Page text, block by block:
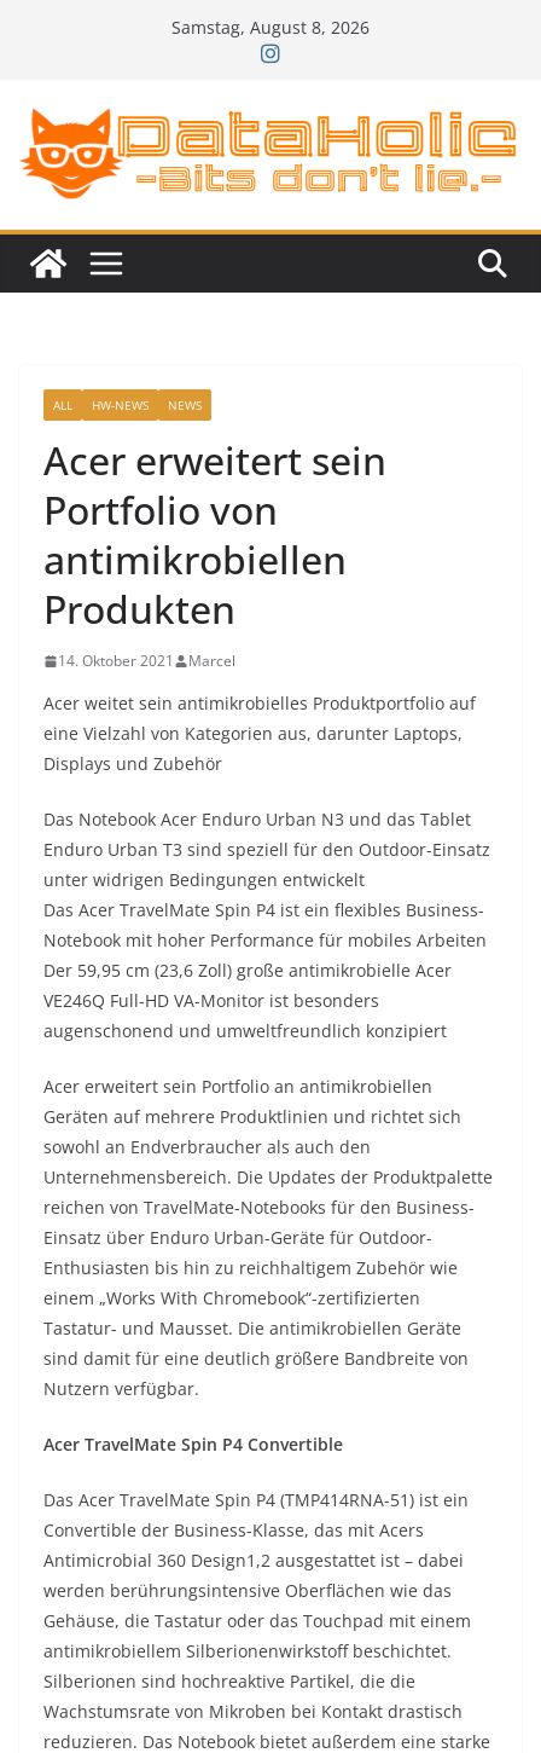
Samstag, August 8, 2026
ALL HW-NEWS NEWS
Acer erweitert sein
Portfolio von
antimikrobiellen
Produkten
14. Oktober 2021 Marcel
Acer weitet sein antimikrobielles Produktportfolio auf
eine Vielzahl von Kategorien aus, darunter Laptops,
Displays und Zubehör
Das Notebook Acer Enduro Urban N3 und das Tablet
Enduro Urban T3 sind speziell für den Outdoor-Einsatz
unter widrigen Bedingungen entwickelt
Das Acer TravelMate Spin P4 ist ein flexibles Business-
Notebook mit hoher Performance für mobiles Arbeiten
Der 59,95 cm (23,6 Zoll) große antimikrobielle Acer
VE246Q Full-HD VA-Monitor ist besonders
augenschonend und umweltfreundlich konzipiert
Acer erweitert sein Portfolio an antimikrobiellen
Geräten auf mehrere Produktlinien und richtet sich
sowohl an Endverbraucher als auch den
Unternehmensbereich. Die Updates der Produktpalette
reichen von TravelMate-Notebooks für den Business-
Einsatz über Enduro Urban-Geräte für Outdoor-
Enthusiasten bis hin zu reichhaltigem Zubehör wie
einem „Works With Chromebook“-zertifizierten
Tastatur- und Mausset. Die antimikrobiellen Geräte
sind damit für eine deutlich größere Bandbreite von
Nutzern verfügbar.
Acer TravelMate Spin P4 Convertible
Das Acer TravelMate Spin P4 (TMP414RNA-51) ist ein
Convertible der Business-Klasse, das mit Acers
Antimicrobial 360 Design1,2 ausgestattet ist – dabei
werden berührungsintensive Oberflächen wie das
Gehäuse, die Tastatur oder das Touchpad mit einem
antimikrobiellem Silberionenwirkstoff beschichtet.
Silberionen sind hochreaktive Partikel, die die
Wachstumsrate von Mikroben bei Kontakt drastisch
reduzieren. Das Notebook bietet außerdem eine starke